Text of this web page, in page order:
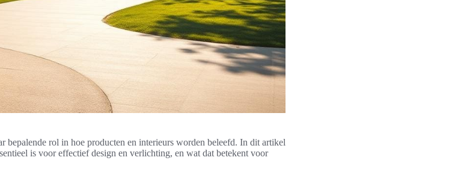
bepalende rol in hoe producten en interieurs worden beleefd. In dit artikel
is voor effectief design en verlichting, en wat dat betekent voor